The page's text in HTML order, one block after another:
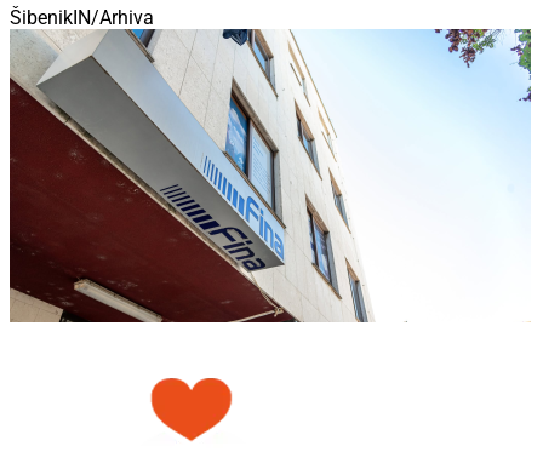
ŠibenikIN/Arhiva